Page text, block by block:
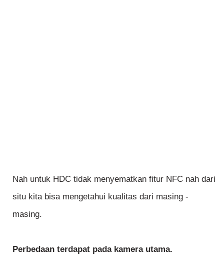
Nah untuk HDC tidak menyematkan fitur NFC nah dari
situ kita bisa mengetahui kualitas dari masing -
masing.
Perbedaan terdapat pada kamera utama.